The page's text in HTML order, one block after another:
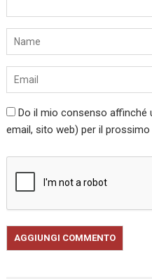
Do il mio consenso affinché
email, sito web) per il